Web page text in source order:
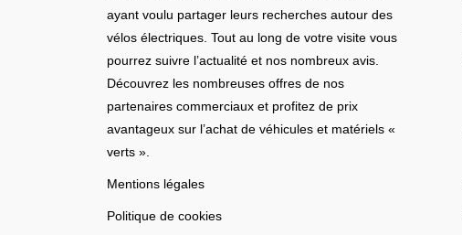
ayant voulu partager leurs recherches autour des
vélos électriques. Tout au long de votre visite vous
pourrez suivre l’actualité et nos nombreux avis.
Découvrez les nombreuses offres de nos
partenaires commerciaux et profitez de prix
avantageux sur l’achat de véhicules et matériels «
verts ».
Mentions légales
Politique de cookies